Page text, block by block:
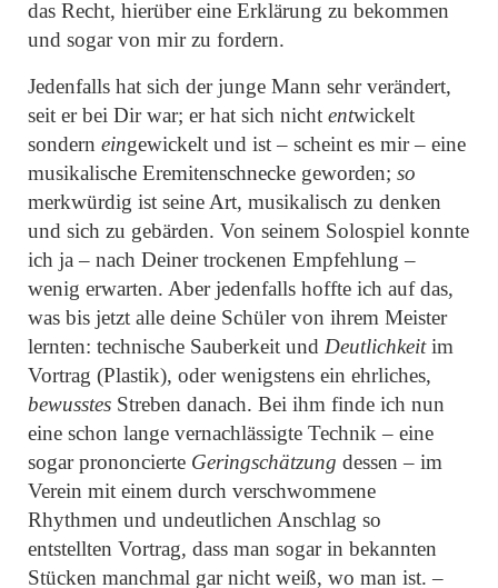
das Recht, hierüber eine Erklärung zu bekommen
und sogar von mir zu fordern.
Jedenfalls hat sich der junge Mann sehr verändert,
seit er bei Dir war; er hat sich nicht entwickelt
sondern eingewickelt und ist – scheint es mir – eine
musikalische Eremitenschnecke geworden; so
merkwürdig ist seine Art, musikalisch zu denken
und sich zu gebärden. Von seinem Solospiel konnte
ich ja – nach Deiner trockenen Empfehlung –
wenig erwarten. Aber jedenfalls hoffte ich auf das,
was bis jetzt alle deine Schüler von ihrem Meister
lernten: technische Sauberkeit und Deutlichkeitim
Vortrag (Plastik), oder wenigstens ein ehrliches,
bewusstes Streben danach. Bei ihm finde ich nun
eine schon lange vernachlässigte Technik – eine
sogar prononcierte Geringschätzung dessen – im
Verein mit einem durch verschwommene
Rhythmen und undeutlichen Anschlag so
entstellten Vortrag, dass man sogar in bekannten
Stücken manchmal gar nicht weiß, wo man ist. –